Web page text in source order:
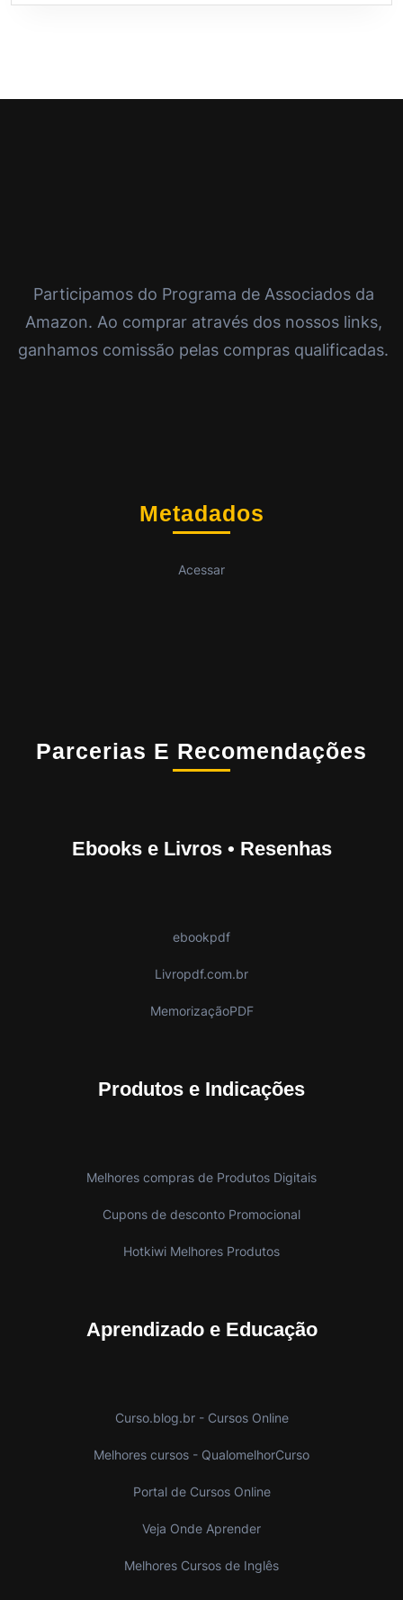
Participamos do Programa de Associados da
Amazon. Ao comprar através dos nossos links,
ganhamos comissão pelas compras qualificadas.
Metadados
Acessar
Parcerias E Recomendações
Ebooks e Livros • Resenhas
ebookpdf
Livropdf.com.br
MemorizaçãoPDF
Produtos e Indicações
Melhores compras de Produtos Digitais
Cupons de desconto Promocional
Hotkiwi Melhores Produtos
Aprendizado e Educação
Curso.blog.br - Cursos Online
Melhores cursos - QualomelhorCurso
Portal de Cursos Online
Veja Onde Aprender
Melhores Cursos de Inglês